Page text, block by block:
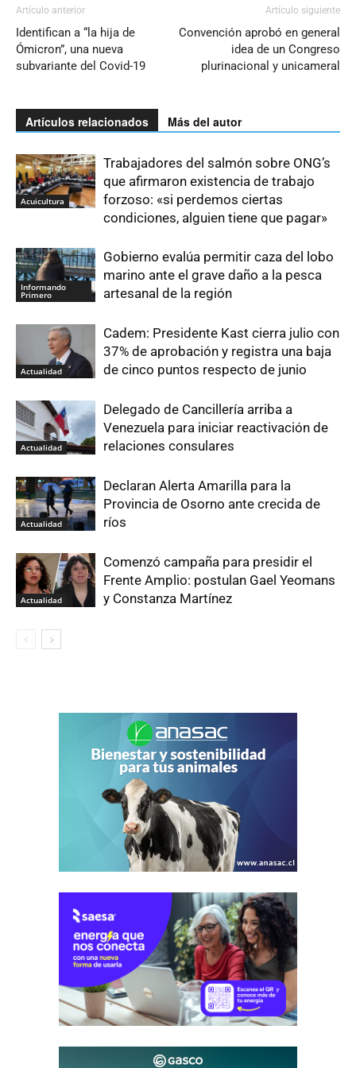
Artículo anterior
Identifican a “la hija de
Ómicron”, una nueva
subvariante del Covid-19
Artículo siguiente
Convención aprobó en general
idea de un Congreso
plurinacional y unicameral
Artículos relacionados Más del autor
Acuicultura
Trabajadores del salmón sobre ONG’s
que afirmaron existencia de trabajo
forzoso: «si perdemos ciertas
condiciones, alguien tiene que pagar»
Informando
Primero
Gobierno evalúa permitir caza del lobo
marino ante el grave daño a la pesca
artesanal de la región
Actualidad
Cadem: Presidente Kast cierra julio con
37% de aprobación y registra una baja
de cinco puntos respecto de junio
Actualidad
Delegado de Cancillería arriba a
Venezuela para iniciar reactivación de
relaciones consulares
Actualidad
Declaran Alerta Amarilla para la
Provincia de Osorno ante crecida de
ríos
Actualidad
Comenzó campaña para presidir el
Frente Amplio: postulan Gael Yeomans
y Constanza Martínez